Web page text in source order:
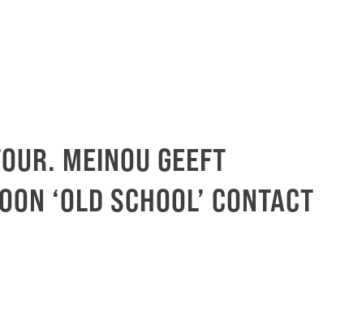
MEINOU GEEFT
‘OLD SCHOOL’ CONTACT